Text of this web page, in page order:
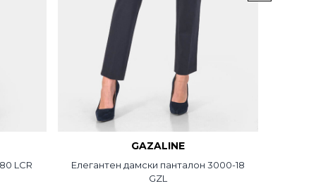
LCR
GAZALINE
Елегантен дамски панталон 3000-18
GZL